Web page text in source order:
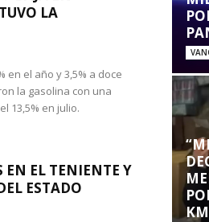
LA
en el año y 3,5% a doce
la gasolina con una
13,5% en julio.
EL TENIENTE Y
ESTADO